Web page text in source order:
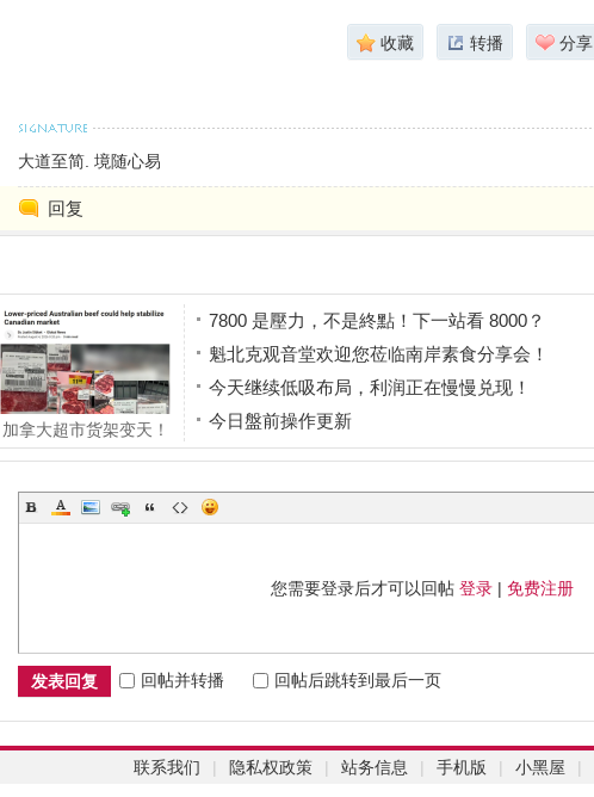
收藏 转播 分享
大道至简. 境随心易
回复
加拿大超市货架变天！
本地牛肉为何贵成这样
7800 是壓力，不是終點！下一站看 8000？
魁北克观音堂欢迎您莅临南岸素食分享会！
今天继续低吸布局，利润正在慢慢兑现！
今日盤前操作更新
酒肉朋友
您需要登录后才可以回帖 登录| 免费注册
发表回复 回帖并转播 回帖后跳转到最后一页
联系我们 | 隐私权政策 | 站务信息 | 手机版 | 小黑屋 |